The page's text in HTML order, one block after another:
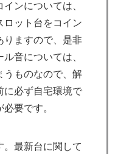
ンについては、
ロット台をコイン
りますので、是非
音については、
うものなので、解
に必ず自宅環境で
要です。
。最新台に関して